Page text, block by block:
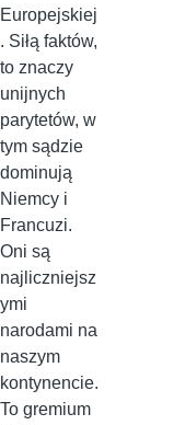
Europejskiej
. Siłą faktów,
to znaczy
unijnych
parytetów, w
tym sądzie
dominują
Niemcy i
Francuzi.
Oni są
najliczniejsz
ymi
narodami na
naszym
kontynencie.
To gremium